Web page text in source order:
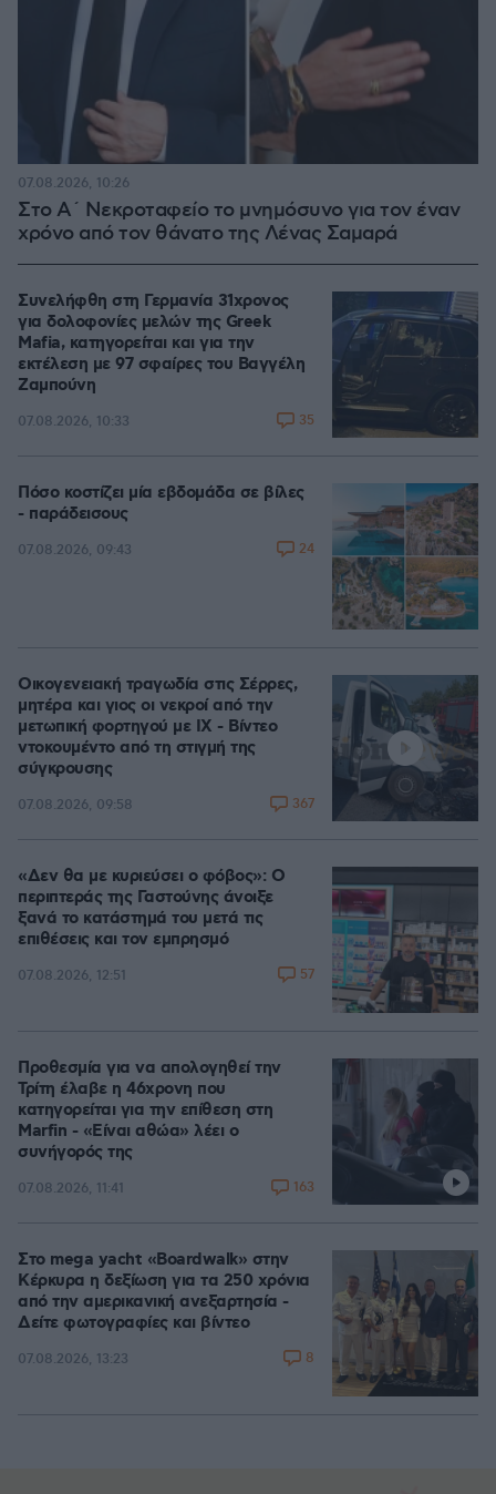
Στο Α΄ Νεκροταφείο το μνημόσυνο για τον έναν
χρόνο από τον θάνατο της Λένας Σαμαρά
07.08.2026, 10:26
Συνελήφθη στη Γερμανία 31χρονος
για δολοφονίες μελών της Greek
Mafia, κατηγορείται και για την
εκτέλεση με 97 σφαίρες του Βαγγέλη
Ζαμπούνη
07.08.2026, 10:33 35
Πόσο κοστίζει μία εβδομάδα σε βίλες
- παράδεισους
07.08.2026, 09:43 24
Οικογενειακή τραγωδία στις Σέρρες,
μητέρα και γιος οι νεκροί από την
μετωπική φορτηγού με ΙΧ - Βίντεο
ντοκουμέντο από τη στιγμή της
σύγκρουσης
07.08.2026, 09:58 367
«Δεν θα με κυριεύσει ο φόβος»: Ο
περιπτεράς της Γαστούνης άνοιξε
ξανά το κατάστημά του μετά τις
επιθέσεις και τον εμπρησμό
07.08.2026, 12:51 57
Προθεσμία για να απολογηθεί την
Τρίτη έλαβε η 46χρονη που
κατηγορείται για την επίθεση στη
Marfin - «Είναι αθώα» λέει ο
συνήγορός της
07.08.2026, 11:41 163
Στο mega yacht «Boardwalk» στην
Κέρκυρα η δεξίωση για τα 250 χρόνια
από την αμερικανική ανεξαρτησία -
Δείτε φωτογραφίες και βίντεο
07.08.2026, 13:23 8